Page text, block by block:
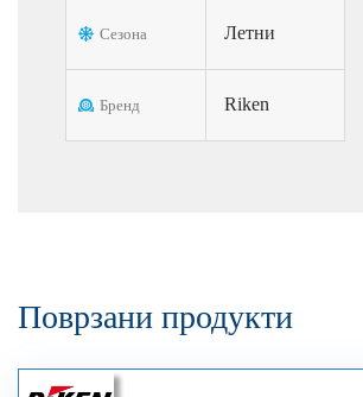
Сезона Летни
Бренд Riken
Поврзани продукти